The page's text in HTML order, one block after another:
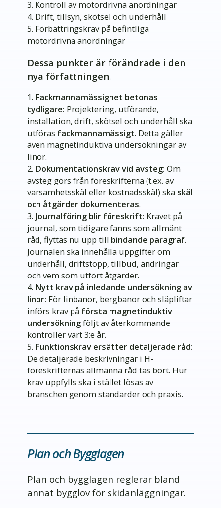
Kontroll av motordrivna anordningar
Drift, tillsyn, skötsel och underhåll
Förbättringskrav på befintliga
motordrivna anordningar
Dessa punkter är förändrade i den
nya författningen.
Fackmannamässighet betonas
tydligare: Projektering, utförande,
installation, drift, skötsel och underhåll ska
utföras fackmannamässigt. Detta gäller
även magnetinduktiva undersökningar av
linor.
Dokumentationskrav vid avsteg:Om
avsteg görs från föreskrifterna (t.ex. av
varsamhetsskäl eller kostnadsskäl) ska skäl
och åtgärder dokumenteras.
Journalföring blir föreskrift: Kravet på
journal, som tidigare fanns som allmänt
råd, flyttas nu upp till bindande paragraf.
Journalen ska innehålla uppgifter om
underhåll, driftstopp, tillbud, ändringar
och vem som utfört åtgärder.
Nytt krav på inledande undersökning av
linor: För linbanor, bergbanor och släpliftar
införs krav på första magnetinduktiv
undersökningföljt av återkommande
kontroller vart 3:e år.
Funktionskrav ersätter detaljerade råd:
De detaljerade beskrivningar i H-
föreskrifternas allmänna råd tas bort. Hur
krav uppfylls ska i stället lösas av
branschen genom standarder och praxis.
Plan och Bygglagen
Plan och bygglagen reglerar bland
annat bygglov för skidanläggningar.